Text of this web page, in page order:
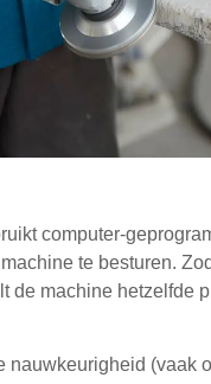
computer-
te besturen.
de machine hetzelfde
nauwkeurigheid (vaak